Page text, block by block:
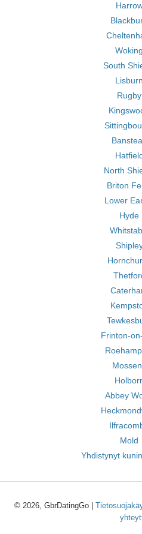
Woking
South
Lisburn
Rugby
North
Briton
Lower
Hyde
Frinton-
Abbey
Mold
Yhdistynyt
© 2026, GbrDatingGo |